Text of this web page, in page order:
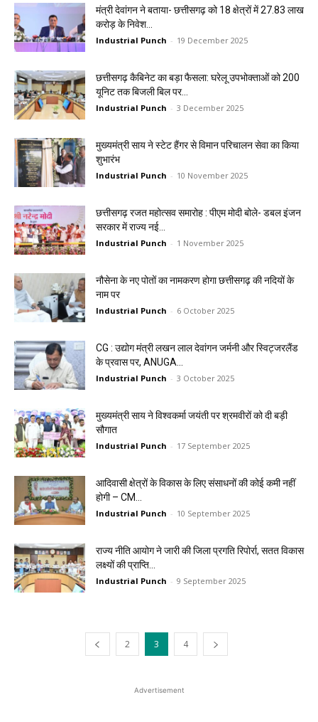
मंत्री देवांगन ने बताया- छत्तीसगढ़ को 18 क्षेत्रों में 27.83 लाख
करोड़ के निवेश...
Industrial Punch - 19 December 2025
छत्तीसगढ़ कैबिनेट का बड़ा फैसला: घरेलू उपभोक्ताओं को 200
यूनिट तक बिजली बिल पर...
Industrial Punch - 3 December 2025
मुख्यमंत्री साय ने स्टेट हैंगर से विमान परिचालन सेवा का किया
शुभारंभ
Industrial Punch - 10 November 2025
छत्तीसगढ़ रजत महोत्सव समारोह : पीएम मोदी बोले- डबल इंजन
सरकार में राज्य नई...
Industrial Punch - 1 November 2025
नौसेना के नए पोतों का नामकरण होगा छत्तीसगढ़ की नदियों के
नाम पर
Industrial Punch - 6 October 2025
CG : उद्योग मंत्री लखन लाल देवांगन जर्मनी और स्विट्जरलैंड
के प्रवास पर, ANUGA...
Industrial Punch - 3 October 2025
मुख्यमंत्री साय ने विश्वकर्मा जयंती पर श्रमवीरों को दी बड़ी
सौगात
Industrial Punch - 17 September 2025
आदिवासी क्षेत्रों के विकास के लिए संसाधनों की कोई कमी नहीं
होगी – CM...
Industrial Punch - 10 September 2025
राज्य नीति आयोग ने जारी की जिला प्रगति रिपोर्रा, सतत विकास
लक्ष्यों की प्राप्ति...
Industrial Punch - 9 September 2025
2 3 4
Advertisement